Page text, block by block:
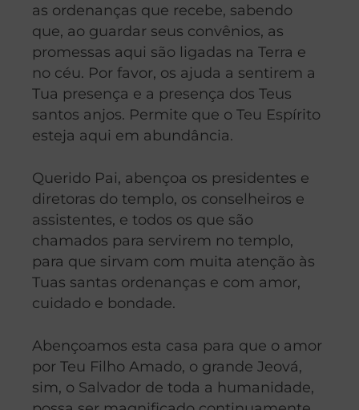
as ordenanças que recebe, sabendo
que, ao guardar seus convênios, as
promessas aqui são ligadas na Terra e
no céu. Por favor, os ajuda a sentirem a
Tua presença e a presença dos Teus
santos anjos. Permite que o Teu Espírito
esteja aqui em abundância.
Querido Pai, abençoa os presidentes e
diretoras do templo, os conselheiros e
assistentes, e todos os que são
chamados para servirem no templo,
para que sirvam com muita atenção às
Tuas santas ordenanças e com amor,
cuidado e bondade.
Abençoamos esta casa para que o amor
por Teu Filho Amado, o grande Jeová,
sim, o Salvador de toda a humanidade,